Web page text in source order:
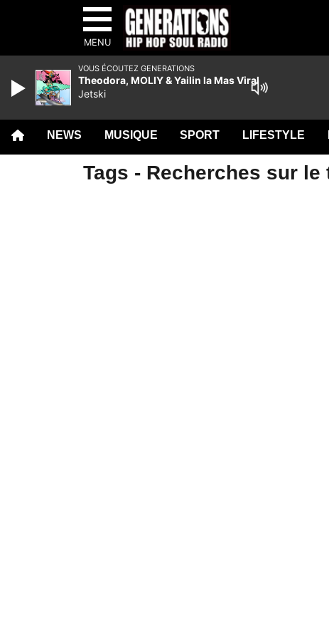
MENU
NEWS MUSIQUE SPORT LIFESTYLE
Tags - Recherches sur
VOUS ÉCOUTEZ GENERATIONS
Theodora, MOLIY & Yailin la Mas Viral
Jetski